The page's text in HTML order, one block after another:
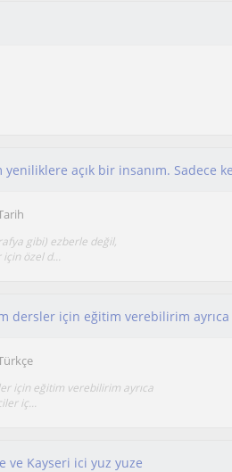
gibi) ezberle değil,
özel d...
için eğitim verebilirim ayrıca
iç...
ve Kayseri ici yuz yuze